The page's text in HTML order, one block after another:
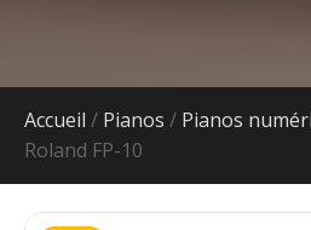
Accueil / Pianos / Pianos
Roland FP-10